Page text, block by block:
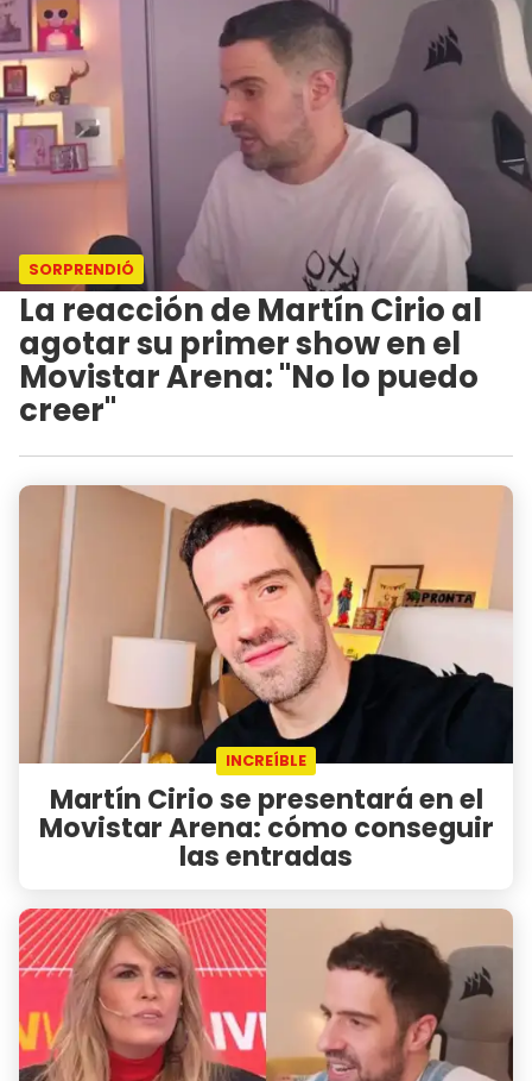
SORPRENDIÓ
La reacción de Martín Cirio al
agotar su primer show en el
Movistar Arena: "No lo puedo
creer"
INCREÍBLE
Martín Cirio se presentará en el
Movistar Arena: cómo conseguir
las entradas